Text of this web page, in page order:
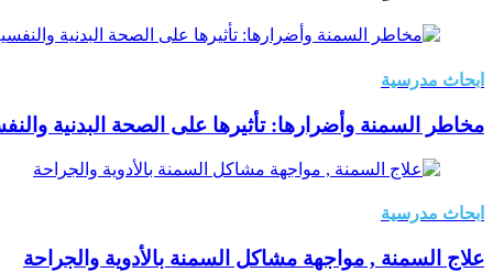
ابحاث مدرسية
مخاطر السمنة وأضرارها: تأثيرها على الصحة البدنية
ابحاث مدرسية
علاج السمنة , مواجهة مشاكل السمنة بالأدوية والجراحة